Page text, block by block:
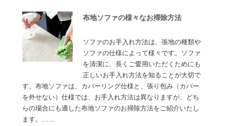
布地ソファの様々なお掃除方法
ソファのお手入れ方法は、張地の種類や
ソファの仕様によって様々です。ソファ
を清潔に、長くご愛用いただくためにも
正しいお手入れ方法を知ることが大切で
す。布地ソファは、カバーリング仕様と、張り包み（カバー
を外せない）仕様では、お手入れ方法は異なりますが、どち
らの場合にも適した布地ソファのお掃除方法をご紹介いたし
ます。……